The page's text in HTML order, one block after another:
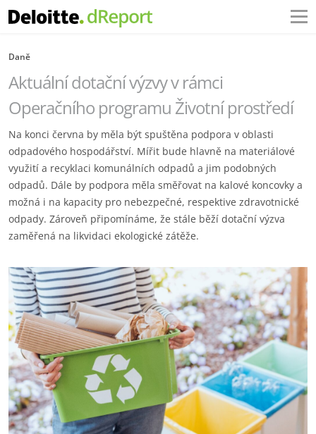
Daně
Aktuální dotační výzvy v rámci
Operačního programu Životní prostředí
Na konci června by měla být spuštěna podpora v oblasti
odpadového hospodářství. Mířit bude ‎hlavně na materiálové
využití a recyklaci komunálních odpadů a jim podobných
odpadů. Dále by ‎podpora měla směřovat na kalové koncovky a
možná i na kapacity pro nebezpečné, respektive ‎zdravotnické
odpady. Zároveň připomínáme, že stále běží dotační výzva
zaměřená na likvidaci ‎ekologické zátěže.‎